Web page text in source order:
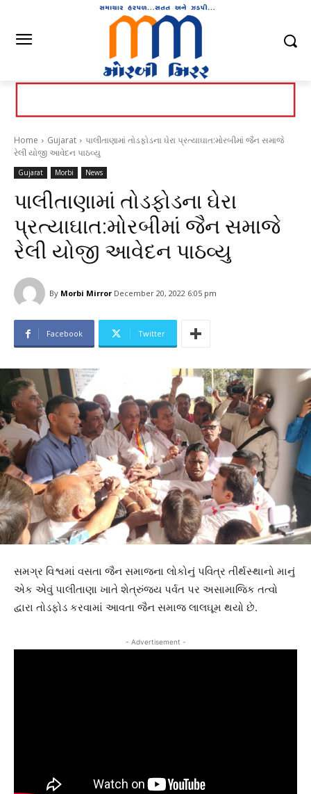
Home Gujarat
પાલીતાણામાં તોડફોડના ઘેરા પ્રત્યાઘાત:મોરબીમાં જૈન સમાજે
રેલી યોજી આવેદન પાઠવ્યુ
Gujarat Morbi News
પાલીતાણામાં તોડફોડના ઘેરા
પ્રત્યાઘાત:મોરબીમાં જૈન સમાજે
રેલી યોજી આવેદન પાઠવ્યુ
By Morbi Mirror December 20, 2022 6:05 pm
Facebook Twitter
સમગ્ર વિશ્વમાં વસતા જૈન સમાજના લોકોનું પવિત્ર તીર્થસ્થાનો માનું
એક એવું પાલીતાણા ખાતે શેત્રુંજય પર્વત પર અસામાજિક તત્વો
દ્વારા તોડફોડ કરવામાં આવતા જૈન સમાજ લાલઘૂમ થયો છે.
- Advertisement -